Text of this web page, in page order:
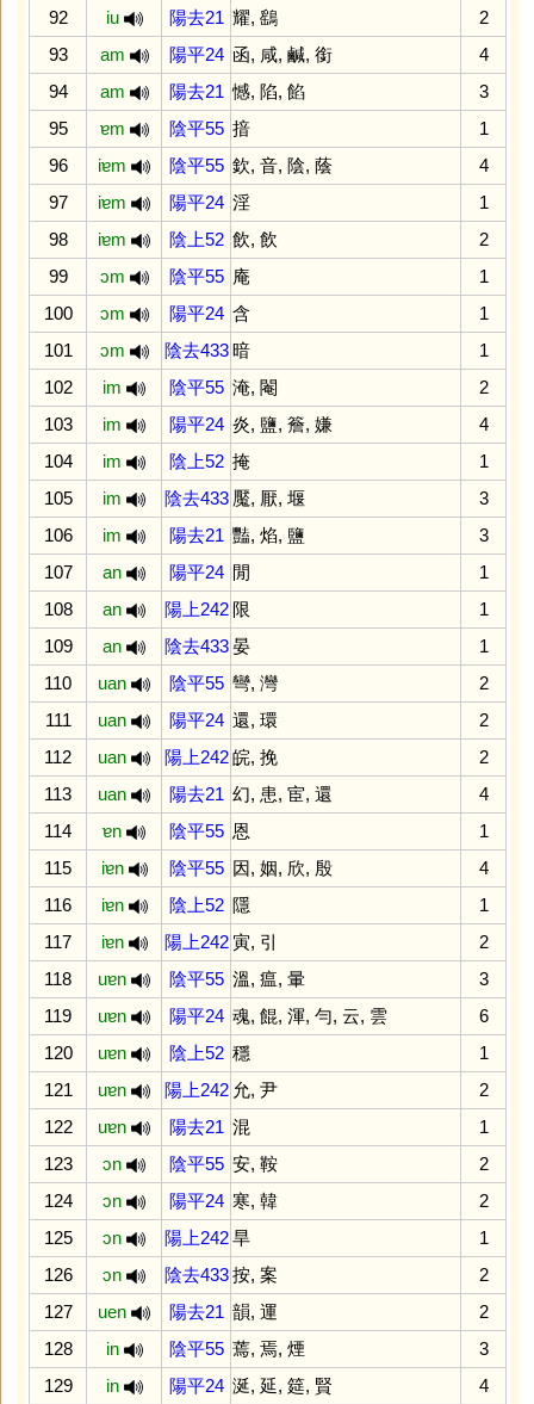
92 iu 陽去21 耀, 鷂
2
93
am 陽平24 函, 咸, 鹹, 銜
4
94
am 陽去21 憾, 陷, 餡
3
95
ɐm 陰平55 揞
1
96
iɐm 陰平55 欽, 音, 陰, 蔭
4
97
iɐm 陽平24 淫
1
98
iɐm 陰上52 飲, 飲
2
99
ɔm 陰平55 庵
1
100
ɔm 陽平24 含
1
101
ɔm 陰去433 暗
1
102
im 陰平55 淹, 閹
2
103
im 陽平24 炎, 鹽, 簷, 嫌
4
104
im 陰上52 掩
1
105
im 陰去433 魘, 厭, 堰
3
106
im 陽去21 豔, 焰, 鹽
3
107
an 陽平24 閒
1
108
an 陽上242 限
1
109
an 陰去433 晏
1
110
uan 陰平55 彎, 灣
2
111
uan 陽平24 還, 環
2
112
uan 陽上242 皖, 挽
2
113
uan 陽去21 幻, 患, 宦, 還
4
114
ɐn 陰平55 恩
1
115
iɐn 陰平55 因, 姻, 欣, 殷
4
116
iɐn 陰上52 隱
1
117
iɐn 陽上242 寅, 引
2
118
uɐn 陰平55 溫, 瘟, 暈
3
119
uɐn 陽平24 魂, 餛, 渾, 勻, 云, 雲
6
120
uɐn 陰上52 穩
1
121
uɐn 陽上242 允, 尹
2
122
uɐn 陽去21 混
1
123
ɔn 陰平55 安, 鞍
2
124
ɔn 陽平24 寒, 韓
2
125
ɔn 陽上242 旱
1
126
ɔn 陰去433 按, 案
2
127
uen 陽去21 韻, 運
2
128
in 陰平55 蔫, 焉, 煙
3
129
in 陽平24 涎, 延, 筵, 賢
4